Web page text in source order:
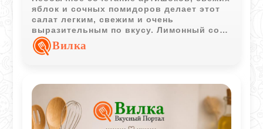
яблок и сочных помидоров делает этот
салат легким, свежим и очень
выразительным по вкусу. Лимонный сок
добавляет приятную кислинку, а
сельдерей делает текстуру более
Вилка